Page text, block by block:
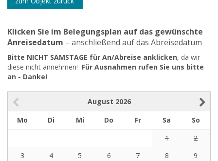
Klicken Sie im Belegungsplan auf das gewünschte
Anreisedatum – anschließend auf das Abreisedatum
Bitte NICHT SAMSTAGE für An/Abreise anklicken, da wir
diese nicht annehmen! Für Ausnahmen rufen Sie uns bitte
an - Danke!
August 2026
Mo
Di Mi Do Fr Sa
So
1
2
3
4 5 6 7 8
9